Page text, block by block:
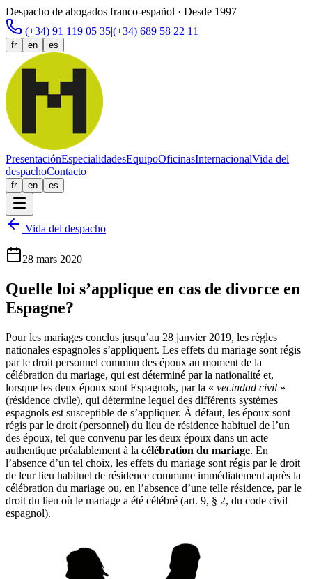
Despacho de abogados franco-español · Desde 1997
(+34) 91 119 05 35|(+34) 689 58 22 11
fr en es
PresentaciónEspecialidadesEquipoOficinasInternacionalVida del
despachoContacto
fr en es
Vida del despacho
28 mars 2020
Quelle loi s’applique en cas de divorce en
Espagne?
Pour les mariages conclus jusqu’au 28 janvier 2019, les règles
nationales espagnoles s’appliquent. Les effets du mariage sont régis
par le droit personnel commun des époux au moment de la
célébration du mariage, qui est déterminé par la nationalité et,
lorsque les deux époux sont Espagnols, par la « vecindad civil »
(résidence civile), qui détermine lequel des différents systèmes
espagnols est susceptible de s’appliquer. À défaut, les époux sont
régis par le droit (personnel) du lieu de résidence habituel de l’un
des époux, tel que convenu par les deux époux dans un acte
authentique préalablement à la célébration du mariage. En
l’absence d’un tel choix, les effets du mariage sont régis par le droit
de leur lieu habituel de résidence commune immédiatement après la
célébration du mariage ou, en l’absence d’une telle résidence, par le
droit du lieu où le mariage a été célébré (art. 9, § 2, du code civil
espagnol).